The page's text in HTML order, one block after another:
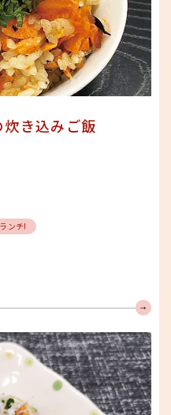
き込みご飯
ンチ!